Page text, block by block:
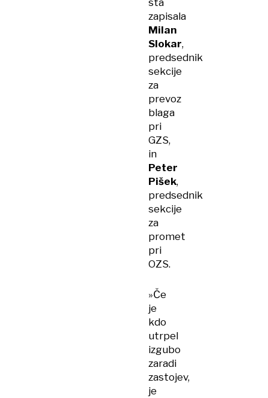
sta
zapisala
Milan
Slokar,
predsednik
sekcije
za
prevoz
blaga
pri
GZS,
in
Peter
Pišek,
predsednik
sekcije
za
promet
pri
OZS.
»Če
je
kdo
utrpel
izgubo
zaradi
zastojev,
je